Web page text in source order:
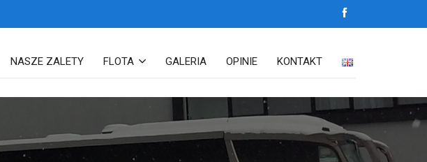
NASZE ZALETY FLOTA GALERIA OPINIE KONTAKT